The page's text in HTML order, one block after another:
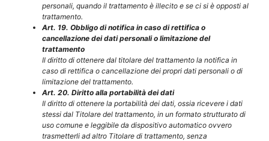
personali, quando il trattamento è illecito e se ci si è opposti al
trattamento.
Art. 19. Obbligo di notifica in caso di rettifica o
cancellazione dei dati personali o limitazione del
trattamento
Il diritto di ottenere dal titolare del trattamento la notifica in
caso di rettifica o cancellazione dei propri dati personali o di
limitazione del trattamento.
Art. 20. Diritto alla portabilità dei dati
Il diritto di ottenere la portabilità dei dati, ossia ricevere i dati
stessi dal Titolare del trattamento, in un formato strutturato di
uso comune e leggibile da dispositivo automatico ovvero
trasmetterli ad altro Titolare di trattamento, senza